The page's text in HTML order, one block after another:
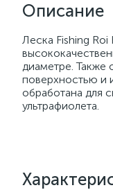
Описание
Леска Fishing
диаметре. Также
поверхностью и
обработана для
ультрафиолета.